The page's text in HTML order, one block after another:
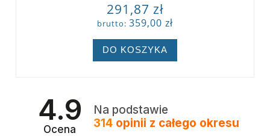
291,87 zł
brutto: 359,00 zł
DO KOSZYKA
4.9
Ocena
Na podstawie
314opinii z całego okresu